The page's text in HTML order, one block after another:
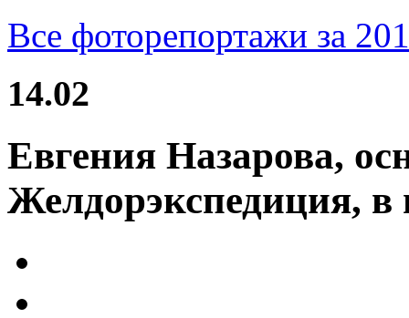
Все фоторепортажи за
14.02
Евгения Назарова,
Желдорэкспедиция, в